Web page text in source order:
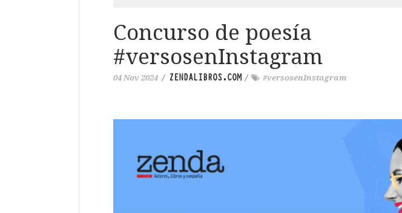
Concurso de poesía
#versosenInstagram
04 Nov 2024 / ZENDALIBROS.COM/ #versosenInstagram